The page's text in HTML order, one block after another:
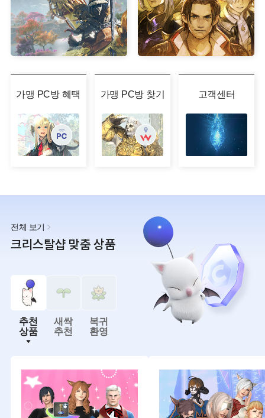
가맹 PC방 혜택 가맹 PC방 찾기 고객센터
크리스탈샵 맞춤 상품
전체 보기
추천
상품
새싹
추천
복귀
환영